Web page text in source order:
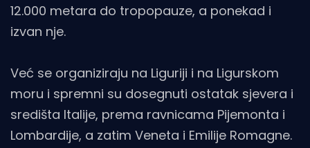
12.000 metara do tropopauze, a ponekad i
izvan nje.
Već se organiziraju na Liguriji i na Ligurskom
moru i spremni su dosegnuti ostatak sjevera i
središta Italije, prema ravnicama Pijemonta i
Lombardije, a zatim Veneta i Emilije Romagne.